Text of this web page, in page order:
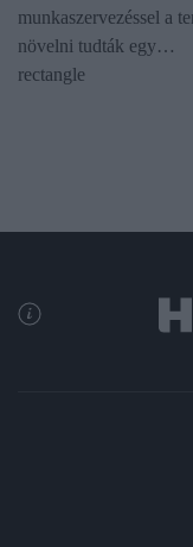
munkaszervezéssel a
növelni tudták egy…
rectangle